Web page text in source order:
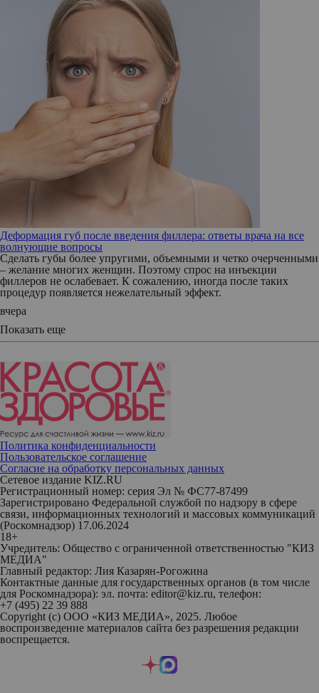
Деформация губ после введения филлера: ответы врача на все
волнующие вопросы
Сделать губы более упругими, объемными и четко очерченными
– желание многих женщин. Поэтому спрос на инъекции
филлеров не ослабевает. К сожалению, иногда после таких
процедур появляется нежелательный эффект.
вчера
Показать еще
Политика конфиденциальности
Пользовательское соглашение
Согласие на обработку персональных данных
Сетевое издание KIZ.RU
Регистрационный номер: серия Эл № ФС77-87499
Зарегистрировано Федеральной службой по надзору в сфере
связи, информационных технологий и массовых коммуникаций
(Роскомнадзор) 17.06.2024
18+
Учредитель: Общество с ограниченной ответственностью "КИЗ
МЕДИА"
Главный редактор: Лия Казарян-Рогожина
Контактные данные для государственных органов (в том числе
для Роскомнадзора): эл. почта: editor@kiz.ru, телефон:
+7 (495) 22 39 888
Copyright (с) ООО «КИЗ МЕДИА», 2025. Любое
воспроизведение материалов сайта без разрешения редакции
воспрещается.